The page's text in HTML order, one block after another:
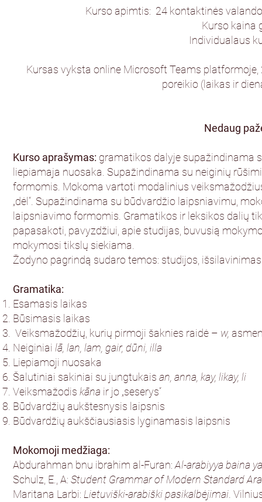
Kurso apimtis: 24 kontaktinės
Kurso kaina
Individualaus
Kursas vyksta online Microsoft Teams
poreikio (laikas ir
Nedaug
Kurso aprašymas: gramatikos dalyje supažindinama
liepiamaja nuosaka. Supažindinama su neiginių
formomis. Mokoma vartoti modalinius
„dėl“. Supažindinama su būdvardžio laipsniavimu,
laipsniavimo formomis. Gramatikos ir leksikos dalių
papasakoti, pavyzdžiui, apie studijas, buvusią
mokymosi tikslų siekiama.
Žodyno pagrindą sudaro temos: studijos, išsilavinimas
Gramatika:
Esamasis laikas
Būsimasis laikas
Veiksmažodžių, kurių pirmoji šaknies raidė – w,
Neiginiai lā, lan, lam, gair, dūni, illa
Liepiamoji nuosaka
Šalutiniai sakiniai su jungtukais an, anna, kay, likay, li
Veiksmažodis kāna ir jo „seserys“
Būdvardžių aukštesnysis laipsnis
Būdvardžių aukščiausiasis lyginamasis laipsnis
Mokomoji medžiaga:
Abdurahman bnu ibrahim al-Furan: Al-arabiyya baina
Schulz, E., A: Student Grammar of Modern Standard
Maritana Larbi: Lietuviški-arabiški pasikalbėjimai .